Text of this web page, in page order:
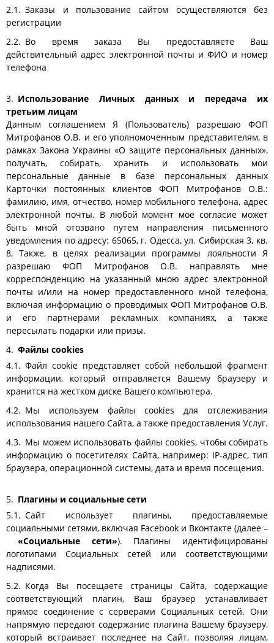
Заказы и пользование сайтом осуществляются без
регистрации
Во время заказа Вы предоставляете Ваш
действительный адрес электронной почты и ФИО и номер
телефона
Использование Личных данных и передача их
третьим лицам
Данным соглашением Я (Пользователь) разрешаю ФОП
Митрофанов О.В. и его уполномоченным представителям, в
рамках Закона Украины «О защите персональных данных»,
получать, собирать, хранить и использовать мои
персональные данные в базе персональных данных
Карточки постоянных клиентов ФОП Митрофанов О.В.:
фамилию, имя, отчество, номер мобильного телефона, адрес
электронной почты. В любой момент мое согласие может
быть мной отозвано путем направления письменного
уведомления по адресу: 65065, г. Одесса, ул. Сибирская 3, кв.
8, Также, в целях реализации программы лояльности Я
разрешаю ФОП Митрофанов О.В. направлять мне
корреспонденцию на указанный мною адрес электронной
почты и/или на номер предоставленного мной телефона,
включая информацию о проводимых ФОП Митрофанов О.В.
и его партнерами рекламных компаниях, а также
пересылать подарки или призы.
Файлы сookies
Файл cookie представляет собой небольшой фрагмент
информации, который отправляется Вашему браузеру и
хранится на жестком диске Вашего компьютера.
Мы используем файлы cookies для отслеживания
использования нашего Сайта, а также предоставления Услуг.
Мы можем использовать файлы cookies, чтобы собирать
информацию о посетителях Сайта, например: IP-адрес, тип
браузера, операционной системы, дата и время посещения.
Плагины и социальные сети
Сайт использует плагины, предоставляемые
социальными сетями, включая Facebook и Вконтакте (далее –
«Социальные сети»). Плагины идентифицированы
логотипами Социальных сетей или соответствующими
надписями.
Когда Вы посещаете страницы Сайта, содержащие
соответствующий плагин, Ваш браузер устанавливает
прямое соединение с серверами Социальных сетей. Они
напрямую передают содержание плагина Вашему браузеру,
который встраивает последнее на Сайт, позволяя лицам,